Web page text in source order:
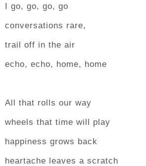
I go, go, go, go
conversations rare,
trail off in the air
echo, echo, home, home
All that rolls our way
wheels that time will play
happiness grows back
heartache leaves a scratch